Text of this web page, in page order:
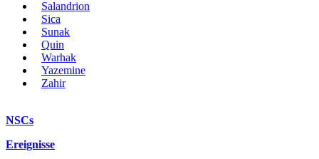
Salandrion
Sica
Sunak
Quin
Warhak
Yazemine
Zahir
NSCs
Ereignisse